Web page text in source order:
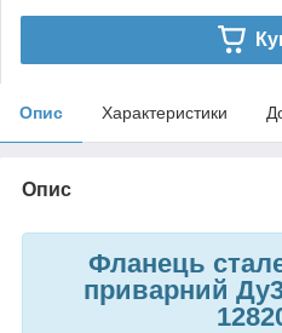
Опис Характеристики
Опис
Фланець
приварний